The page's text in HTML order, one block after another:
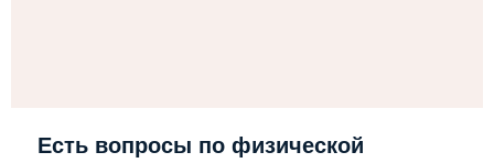
Есть вопросы по физической